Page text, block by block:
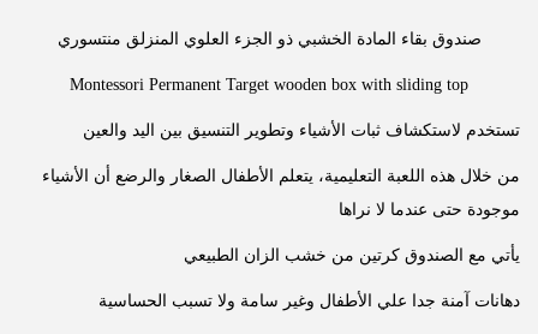
صندوق بقاء المادة الخشبي ذو الجزء العلوي المنزلق منتسوري
Montessori Permanent Target wooden box with sliding top
تستخدم لاستكشاف ثبات الأشياء وتطوير التنسيق بين اليد والعين
من خلال هذه اللعبة التعليمية، يتعلم الأطفال الصغار والرضع أن الأشياء
موجودة حتى عندما لا نراها
يأتي مع الصندوق كرتين من خشب الزان الطبيعي
دهانات آمنة جدا علي الأطفال وغير سامة ولا تسبب الحساسية